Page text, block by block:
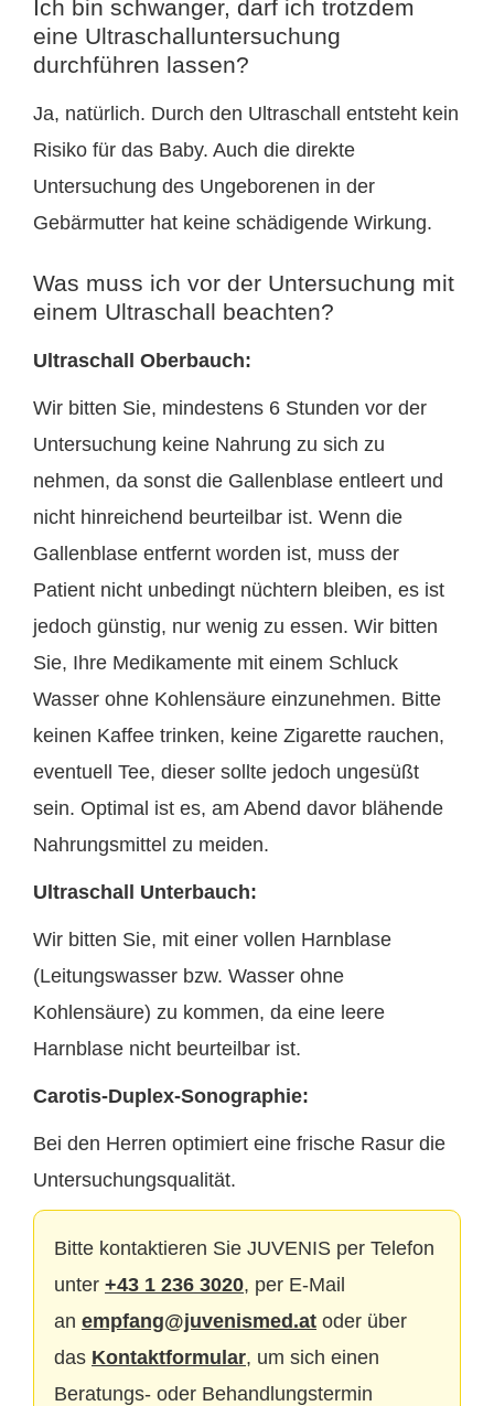
Ich bin schwanger, darf ich trotzdem
eine Ultraschalluntersuchung
durchführen lassen?
Ja, natürlich. Durch den Ultraschall entsteht kein
Risiko für das Baby. Auch die direkte
Untersuchung des Ungeborenen in der
Gebärmutter hat keine schädigende Wirkung.
Was muss ich vor der Untersuchung mit
einem Ultraschall beachten?
Ultraschall Oberbauch:
Wir bitten Sie, mindestens 6 Stunden vor der
Untersuchung keine Nahrung zu sich zu
nehmen, da sonst die Gallenblase entleert und
nicht hinreichend beurteilbar ist. Wenn die
Gallenblase entfernt worden ist, muss der
Patient nicht unbedingt nüchtern bleiben, es ist
jedoch günstig, nur wenig zu essen. Wir bitten
Sie, Ihre Medikamente mit einem Schluck
Wasser ohne Kohlensäure einzunehmen. Bitte
keinen Kaffee trinken, keine Zigarette rauchen,
eventuell Tee, dieser sollte jedoch ungesüßt
sein. Optimal ist es, am Abend davor blähende
Nahrungsmittel zu meiden.
Ultraschall Unterbauch:
Wir bitten Sie, mit einer vollen Harnblase
(Leitungswasser bzw. Wasser ohne
Kohlensäure) zu kommen, da eine leere
Harnblase nicht beurteilbar ist.
Carotis-Duplex-Sonographie:
Bei den Herren optimiert eine frische Rasur die
Untersuchungsqualität.
Bitte kontaktieren Sie JUVENIS per Telefon
unter +43 1 236 3020, per E-Mail
an empfang@juvenismed.at oder über
das Kontaktformular, um sich einen
Beratungs- oder Behandlungstermin